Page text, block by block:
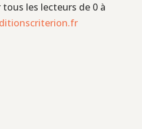
les lecteurs de 0 à